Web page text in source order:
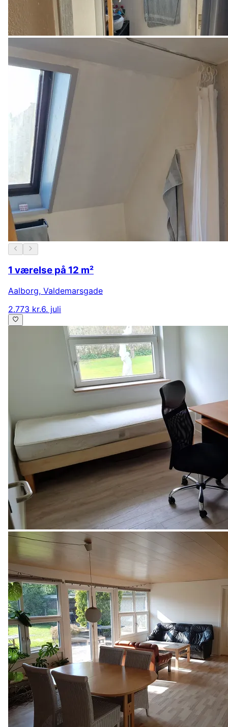
1 værelse på 12 m²
Aalborg, Valdemarsgade
2.773 kr.6. juli